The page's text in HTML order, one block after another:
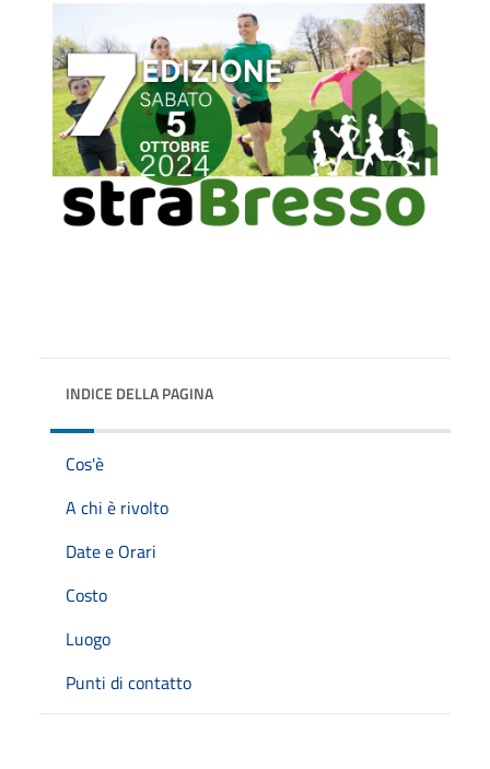
INDICE DELLA PAGINA
Cos'è
A chi è rivolto
Date e Orari
Costo
Luogo
Punti di contatto